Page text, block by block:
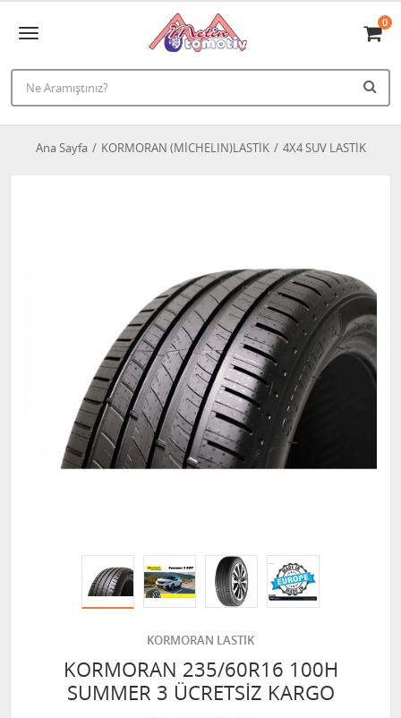
0
Ana Sayfa KORMORAN (MİCHELIN)LASTİK 4X4 SUV LASTİK
KORMORAN LASTİK
KORMORAN 235/60R16 100H
SUMMER 3 ÜCRETSİZ KARGO